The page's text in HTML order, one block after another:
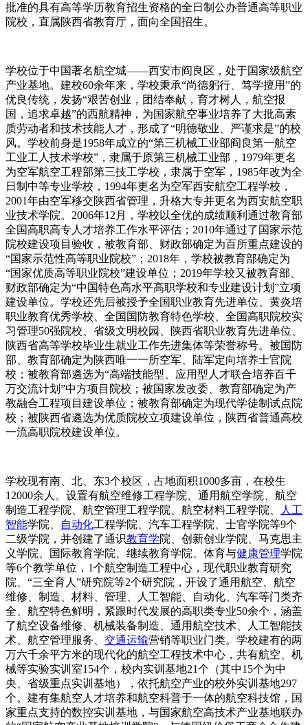
批准的具有高等学历教育招生资格的全日制公办普通高等职业
院校，直属陕西省教育厅，面向全国招生。
学校位于中国著名航空城——西安市阎良区，处于国家级航空
产业基地。建校60余年来，学校秉承“尚德躬行、笃学擅用”的
优良传统，发扬“艰苦创业，团结奉献，育才树人，航空报
国，追求卓越”的西航精神，为国家航空事业培养了大批高素
质劳动者和技术技能人才，形成了“明德敬业、严谨求是”的校
风。学校前身是1958年成立的“第三机械工业部阎良第一航空
工业工人技术学校”，隶属于原第三机械工业部，1979年更名
为空军航空工程部第三技工学校，隶属于空军，1985年改为全
日制中等专业学校，1994年更名为空军西安航空工程学校，
2001年由空军移交陕西省管理，升格大专并更名为西安航空职
业技术学院。2006年12月，学校以全优的成绩顺利通过教育部
全国高职高专人才培养工作水平评估；2010年通过了国家示范
院校建设项目验收，被教育部、财政部确定为百所重点建设的
“国家示范性高等职业院校”；2018年，学校被教育部确定为
“国家优质高等职业院校”建设单位；2019年学校又被教育部、
财政部确定为“中国特色高水平高职学校和专业建设计划”立项
建设单位。学校还先后被授予全国职业教育先进单位、黄炎培
职业教育优秀学校、全国国防教育特色学校、全国高职院校实
习管理50强院校、省级文明校园、陕西省职业教育先进单位、
陕西省高等学校毕业生就业工作先进集体等荣誉称号。被国防
部、教育部确定为陕西唯一一所空军、陆军定向培养士官院
校；被教育部遴选为“高端技能型、应用型人才联合培养百千
万交流计划”中方项目院校；被国家发改委、教育部确定为产
教融合工程项目建设单位；被教育部确定为现代学徒制试点院
校；被陕西省遴选为优质院校立项建设单位，陕西省普通高校
一流高职院校建设单位。
学校现有南、北、东3个校区，占地面积1000多亩，在校生
12000余人。设置有航空维修工程学院、通用航空学院、航空
制造工程学院、航空管理工程学院、航空材料工程学院、
人工
智能学院、 自动化工程学院、汽车工程学院、士官学院等9个
二级学院，并创建了通识教育学院、创新创业学院、马克思主
义学院、国际教育学院、继续教育学院、体育与健康管理学院
等6个教学单位，1个航空制造工程中心，现代职业教育研究
院、“三全育人”研究院等2个研究院，开设了通用航空、航空
维修、制造、材料、管理、人工智能、自动化、汽车等门类齐
全、航空特色鲜明，紧跟时代发展的高职类专业50余个，涵盖
了航空设备维修、机械装备制造、通用航空技术、人工智能技
术、航空管理服务、 交通运输营销等职业门类。学校建有的两
万六千余平方米的现代化的航空工程技术中心，共有航空、机
械等实验实训室154个，校内实训基地21个（其中15个为中
央、省级重点实训基地），依托航空产业的校外实训基地297
个。建有集航空人才培养和航空科普于一体的航空科技馆，国
家重点支持的数控实训基地，与国家航空高技术产业基地联办